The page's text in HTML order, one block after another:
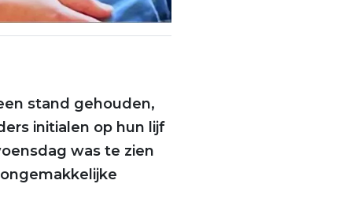
stand gehouden,
initialen op hun lijf
was te zien